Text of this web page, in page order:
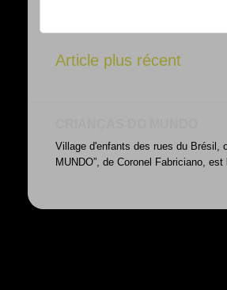
Article plus récent
Village d'enfants des rues du Brésil,
MUNDO”, de Coronel Fabriciano,